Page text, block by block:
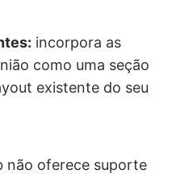
incorpora as
como uma seção
existente do seu
não oferece suporte